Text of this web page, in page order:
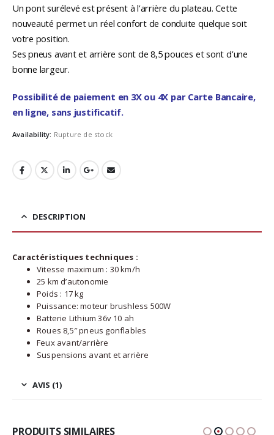
Un pont surélevé est présent à l’arrière du plateau. Cette
nouveauté permet un réel confort de conduite quelque soit
votre position.
Ses pneus avant et arrière sont de 8,5 pouces et sont d’une
bonne largeur.
Possibilité de paiement en 3X ou 4X par Carte Bancaire,
en ligne, sans justificatif.
Availability: Rupture de stock
DESCRIPTION
Caractéristiques techniques :
Vitesse maximum : 30 km/h
25 km d’autonomie
Poids : 17 kg
Puissance: moteur brushless 500W
Batterie Lithium 36v 10 ah
Roues 8,5″ pneus gonflables
Feux avant/arrière
Suspensions avant et arrière
AVIS (1)
PRODUITS SIMILAIRES